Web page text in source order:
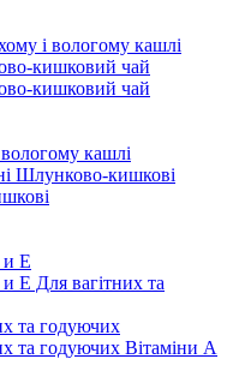
і вологому кашлі
кишковий чай
кишковий чай
кашлі
Шлунково-кишкові
и E
E Для вагітних та
та годуючих
та годуючих Вітаміни А